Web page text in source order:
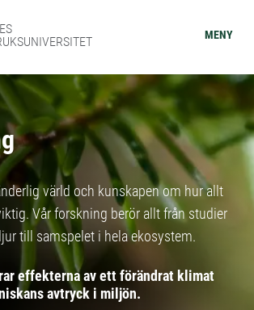
MENY
värld och kunskapen om hur allt
Vår forskning berör allt från studier
till samspelet i hela ekosystem.
effekterna av ett förändrat klimat
avtryck i miljön.